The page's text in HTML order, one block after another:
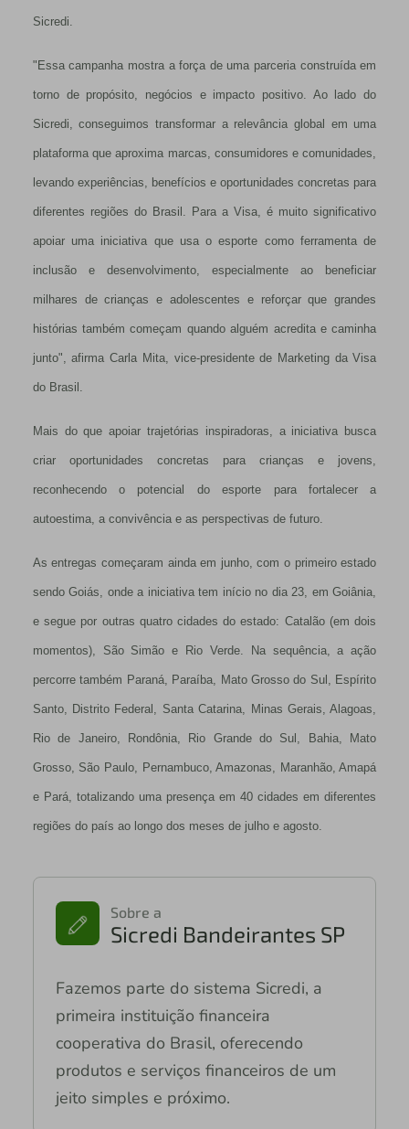
Sicredi.
"Essa campanha mostra a força de uma parceria construída em
torno de propósito, negócios e impacto positivo. Ao lado do
Sicredi, conseguimos transformar a relevância global em uma
plataforma que aproxima marcas, consumidores e comunidades,
levando experiências, benefícios e oportunidades concretas para
diferentes regiões do Brasil. Para a Visa, é muito significativo
apoiar uma iniciativa que usa o esporte como ferramenta de
inclusão e desenvolvimento, especialmente ao beneficiar
milhares de crianças e adolescentes e reforçar que grandes
histórias também começam quando alguém acredita e caminha
junto", afirma Carla Mita, vice-presidente de Marketing da Visa
do Brasil.
Mais do que apoiar trajetórias inspiradoras, a iniciativa busca
criar oportunidades concretas para crianças e jovens,
reconhecendo o potencial do esporte para fortalecer a
autoestima, a convivência e as perspectivas de futuro.
As entregas começaram ainda em junho, com o primeiro estado
sendo Goiás, onde a iniciativa tem início no dia 23, em Goiânia,
e segue por outras quatro cidades do estado: Catalão (em dois
momentos), São Simão e Rio Verde. Na sequência, a ação
percorre também Paraná, Paraíba, Mato Grosso do Sul, Espírito
Santo, Distrito Federal, Santa Catarina, Minas Gerais, Alagoas,
Rio de Janeiro, Rondônia, Rio Grande do Sul, Bahia, Mato
Grosso, São Paulo, Pernambuco, Amazonas, Maranhão, Amapá
e Pará, totalizando uma presença em 40 cidades em diferentes
regiões do país ao longo dos meses de julho e agosto.
Sobre a
Sicredi Bandeirantes SP
Fazemos parte do sistema Sicredi, a
primeira instituição financeira
cooperativa do Brasil, oferecendo
produtos e serviços financeiros de um
jeito simples e próximo.